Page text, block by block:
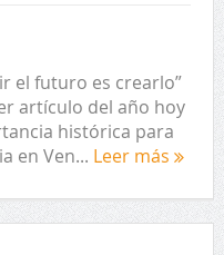
el futuro es crearlo”
artículo del año hoy
histórica para
en Ven... Leer más